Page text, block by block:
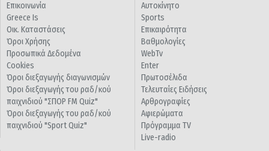
Επικοινωνία
Greece Is
Οικ. Καταστάσεις
Όροι Χρήσης
Προσωπικά Δεδομένα
Cookies
Όροι διεξαγωγής διαγωνισμών
Όροι διεξαγωγής του ραδ/κού
παιχνιδιού "ΣΠΟΡ FM Quiz"
Όροι διεξαγωγής του ραδ/κού
παιχνιδιού "Sport Quiz"
Αυτοκίνητο
Sports
Επικαιρότητα
Βαθμολογίες
WebTv
Enter
Πρωτοσέλιδα
Τελευταίες Ειδήσεις
Αρθρογραφίες
Αφιερώματα
Πρόγραμμα TV
Live-radio